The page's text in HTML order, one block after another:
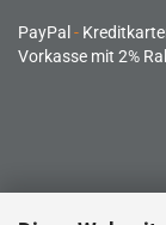
PayPal -
Vorkasse mit 2%